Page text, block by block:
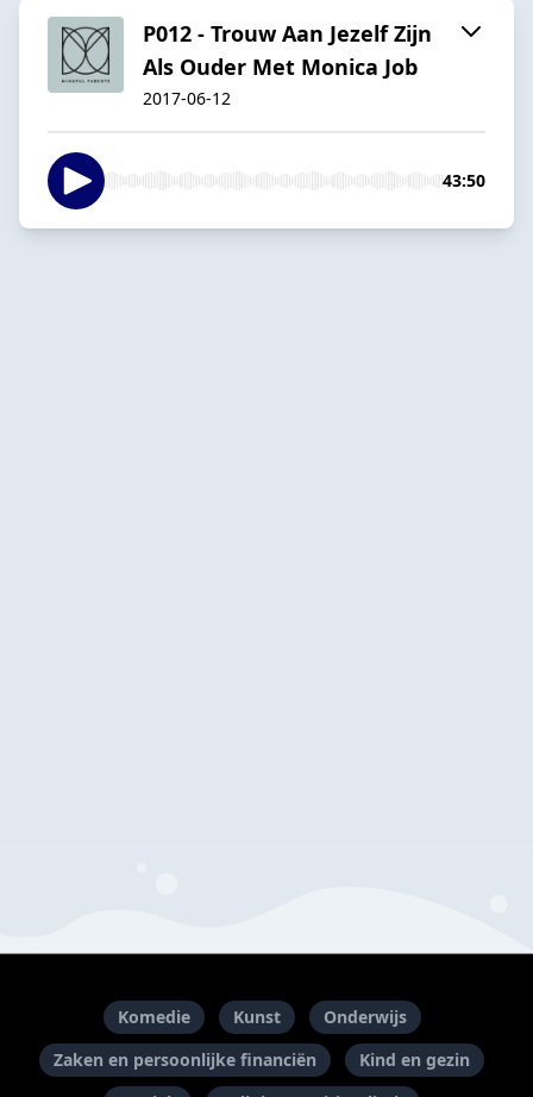
P012 - Trouw Aan Jezelf Zijn
Als Ouder Met Monica Job
2017-06-12
43:50
Komedie Kunst
Onderwijs
Zaken en persoonlijke financiën
Kind en gezin